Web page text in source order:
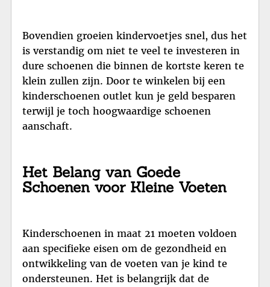
Bovendien groeien kindervoetjes snel, dus het
is verstandig om niet te veel te investeren in
dure schoenen die binnen de kortste keren te
klein zullen zijn. Door te winkelen bij een
kinderschoenen outlet kun je geld besparen
terwijl je toch hoogwaardige schoenen
aanschaft.
Het Belang van Goede
Schoenen voor Kleine Voeten
Kinderschoenen in maat 21 moeten voldoen
aan specifieke eisen om de gezondheid en
ontwikkeling van de voeten van je kind te
ondersteunen. Het is belangrijk dat de